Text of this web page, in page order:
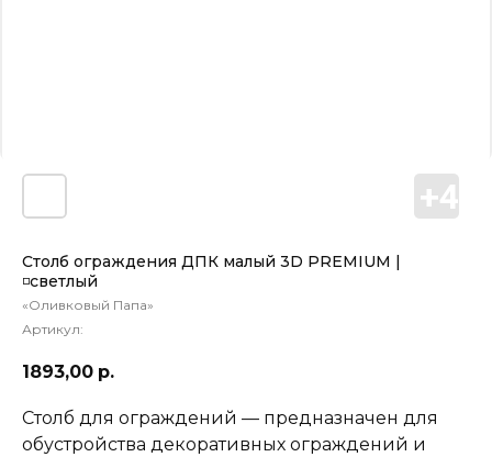
Столб ограждения ДПК малый 3D PREMIUM |
◽светлый
«Оливковый Папа»
Артикул:
1893,00 р.
Столб для ограждений — предназначен для
обустройства декоративных ограждений и